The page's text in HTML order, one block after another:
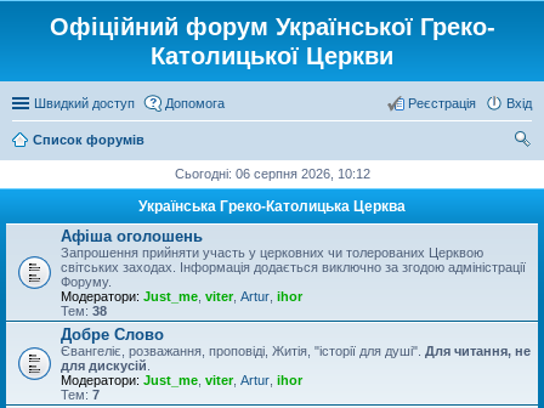
Офіційний форум Української Греко-
Католицької Церкви
Швидкий доступ Допомога Вхід
Реєстрація
Список форумів
Сьогодні: 06 серпня 2026, 10:12
Українська Греко-Католицька Церква
Афіша оголошень
Запрошення прийняти участь у церковних чи толерованих Церквою
світських заходах. Інформація додається виключно за згодою адміністрації
Форуму.
Модератори: Just_me viter, Artur ihor
Тем: 38
Добре Слово
Євангеліє, розважання, проповіді, Житія, "історії для душі". Для читання, не
для дискусій
Модератори: Just_me viter, Artur ihor
Тем: 7